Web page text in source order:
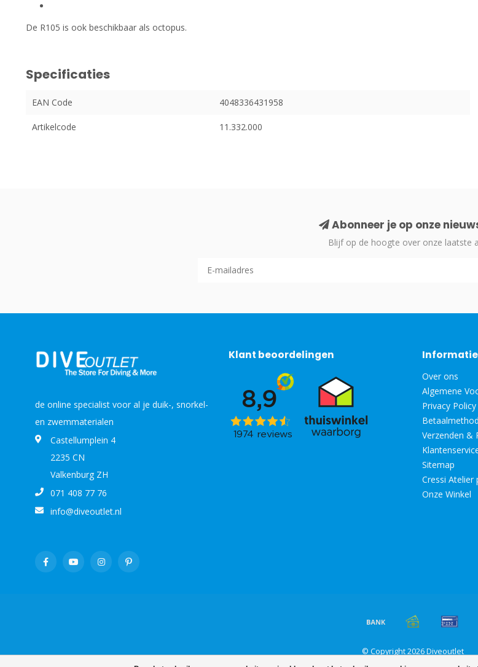
De R105 is ook beschikbaar als octopus.
Specificaties
EAN Code 4048336431958
Artikelcode 11.332.000
Abonneer je op onze
Blijf op de hoogte over onze laatste
de online specialist voor al je duik-, snorkel-
en zwemmaterialen
Castellumplein 4
2235 CN
Valkenburg ZH
071 408 77 76
info@diveoutlet.nl
Klant beoordelingen Informatie
Over ons
Algemene
Privacy
Verzenden &
Sitemap
Cressi Atelier
Onze Winkel
© Copyright 2026 Diveoutlet